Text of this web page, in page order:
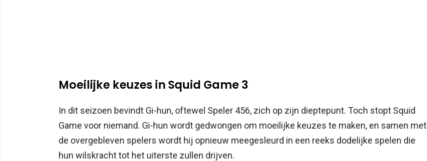
Moeilijke keuzes in Squid Game 3
In dit seizoen bevindt Gi-hun, oftewel Speler 456, zich op zijn dieptepunt. Toch stopt Squid
Game voor niemand. Gi-hun wordt gedwongen om moeilijke keuzes te maken, en samen met
de overgebleven spelers wordt hij opnieuw meegesleurd in een reeks dodelijke spelen die
hun wilskracht tot het uiterste zullen drijven.